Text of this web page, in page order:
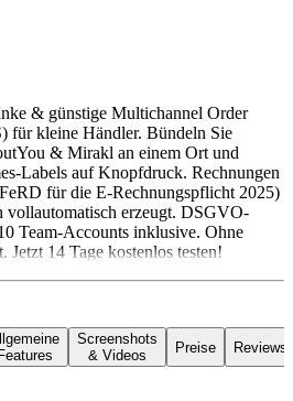
& günstige Multichannel Order
für kleine Händler. Bündeln Sie
& Mirakl an einem Ort und
Labels auf Knopfdruck. Rechnungen
für die E-Rechnungspflicht 2025)
vollautomatisch erzeugt. DSGVO-
Team-Accounts inklusive. Ohne
Jetzt 14 Tage kostenlos testen!
Features
Screenshots
& Videos
Preise Reviews